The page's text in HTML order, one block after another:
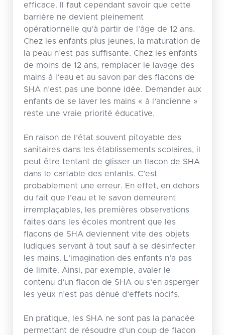
efficace. Il faut cependant savoir que cette
barrière ne devient pleinement
opérationnelle qu’à partir de l’âge de 12 ans.
Chez les enfants plus jeunes, la maturation de
la peau n’est pas suffisante. Chez les enfants
de moins de 12 ans, remplacer le lavage des
mains à l’eau et au savon par des flacons de
SHA n’est pas une bonne idée. Demander aux
enfants de se laver les mains « à l’ancienne »
reste une vraie priorité éducative.
En raison de l’état souvent pitoyable des
sanitaires dans les établissements scolaires, il
peut être tentant de glisser un flacon de SHA
dans le cartable des enfants. C’est
probablement une erreur. En effet, en dehors
du fait que l’eau et le savon demeurent
irremplaçables, les premières observations
faites dans les écoles montrent que les
flacons de SHA deviennent vite des objets
ludiques servant à tout sauf à se désinfecter
les mains. L’imagination des enfants n’a pas
de limite. Ainsi, par exemple, avaler le
contenu d’un flacon de SHA ou s’en asperger
les yeux n’est pas dénué d’effets nocifs.
En pratique, les SHA ne sont pas la panacée
permettant de résoudre d’un coup de flacon